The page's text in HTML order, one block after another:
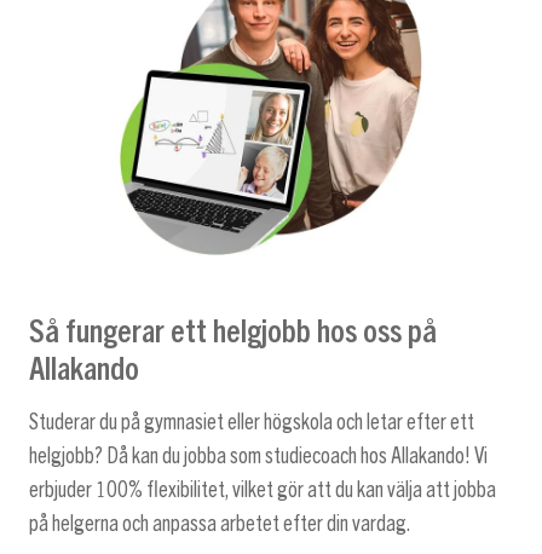
Så fungerar ett helgjobb hos oss på
Allakando
Studerar du på gymnasiet eller högskola och letar efter ett
helgjobb? Då kan du jobba som studiecoach hos Allakando! Vi
erbjuder 100% flexibilitet, vilket gör att du kan välja att jobba
på helgerna och anpassa arbetet efter din vardag.